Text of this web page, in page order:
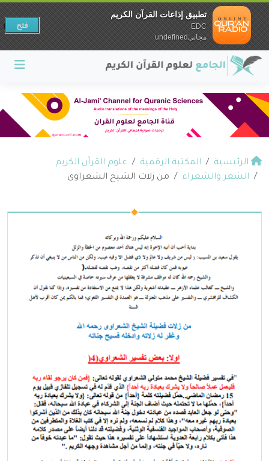
الرئيسية المكتبة الرقمية
علوم القرآن الكريم
الشعر والشعراء
من زلات الشيخ الشعراوى
تطبيق إذاعات القرآن الكريم
EDC
مجانيundefined
فتح